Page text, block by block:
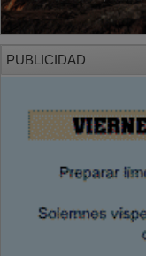
PUBLICIDAD